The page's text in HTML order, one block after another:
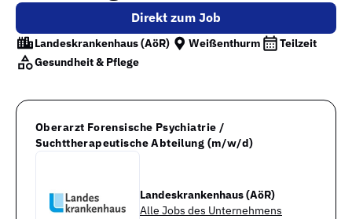
Direkt zum Job
Landeskrankenhaus (AöR) Weißenthurm
Teilzeit
Gesundheit & Pflege
Oberarzt Forensische Psychiatrie /
Suchttherapeutische Abteilung (m/w/d)
Landeskrankenhaus (AöR)
Alle Jobs des Unternehmens